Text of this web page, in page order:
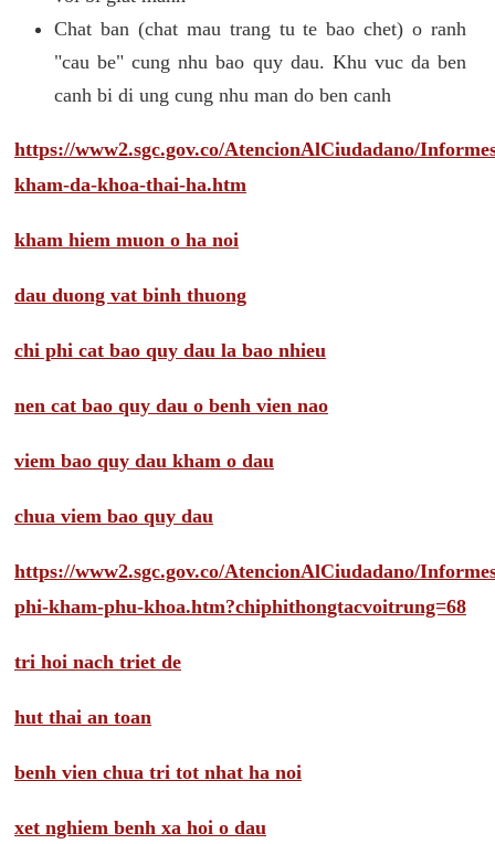
Chat ban (chat mau trang tu te bao chet) o ranh
"cau be" cung nhu bao quy dau. Khu vuc da ben
canh bi di ung cung nhu man do ben canh
https://www2.sgc.gov.co/AtencionAlCiudadano/
kham-da-khoa-thai-ha.htm
kham hiem muon o ha noi
dau duong vat binh thuong
chi phi cat bao quy dau la bao nhieu
nen cat bao quy dau o benh vien nao
viem bao quy dau kham o dau
chua viem bao quy dau
https://www2.sgc.gov.co/AtencionAlCiudadano/
phi-kham-phu-khoa.htm?chiphithongtacvoitrung=68
tri hoi nach triet de
hut thai an toan
benh vien chua tri tot nhat ha noi
xet nghiem benh xa hoi o dau